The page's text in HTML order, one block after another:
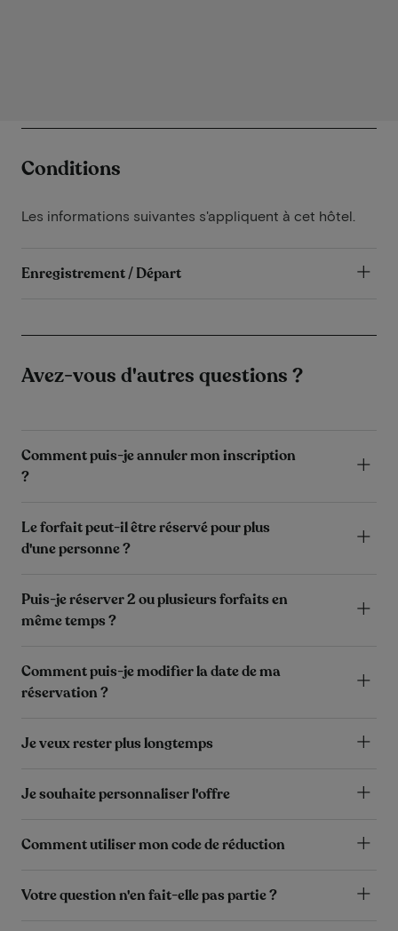
Conditions
Les informations suivantes s'appliquent à cet hôtel.
Enregistrement / Départ
Avez-vous d'autres questions ?
Comment puis-je annuler mon inscription
?
Le forfait peut-il être réservé pour plus
d'une personne ?
Puis-je réserver 2 ou plusieurs forfaits en
même temps ?
Comment puis-je modifier la date de ma
réservation ?
Je veux rester plus longtemps
Je souhaite personnaliser l'offre
Comment utiliser mon code de réduction
Votre question n'en fait-elle pas partie ?